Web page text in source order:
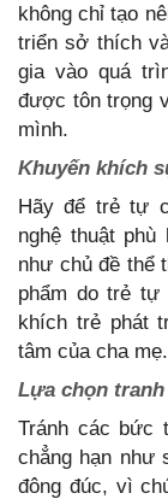
không chỉ tạo
triển sở thích
gia vào quá
được tôn trọng
mình.
Khuyến khích
Hãy để trẻ tự
nghệ thuật
như chủ đề thể
phẩm do trẻ tự
khích trẻ phát
tâm của cha mẹ.
Lựa chọn
Tránh các bức
chẳng hạn như
đông đúc, vì